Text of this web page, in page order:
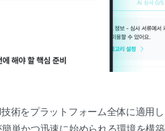
術をプラットフォーム全体に適用